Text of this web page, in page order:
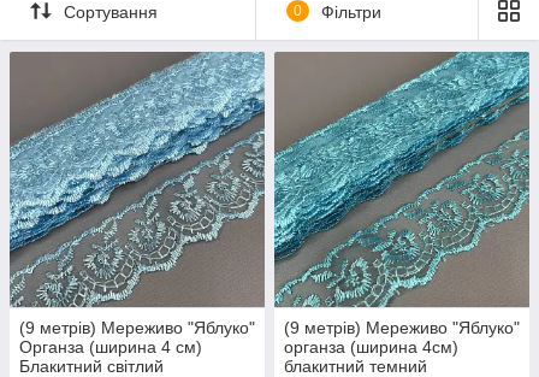
Сортування 0 Фільтри
(9 метрів) Мереживо "Яблуко"
Органза (ширина 4 см)
Блакитний світлий
(9 метрів) Мереживо "Яблуко"
органза (ширина 4см)
блакитний темний